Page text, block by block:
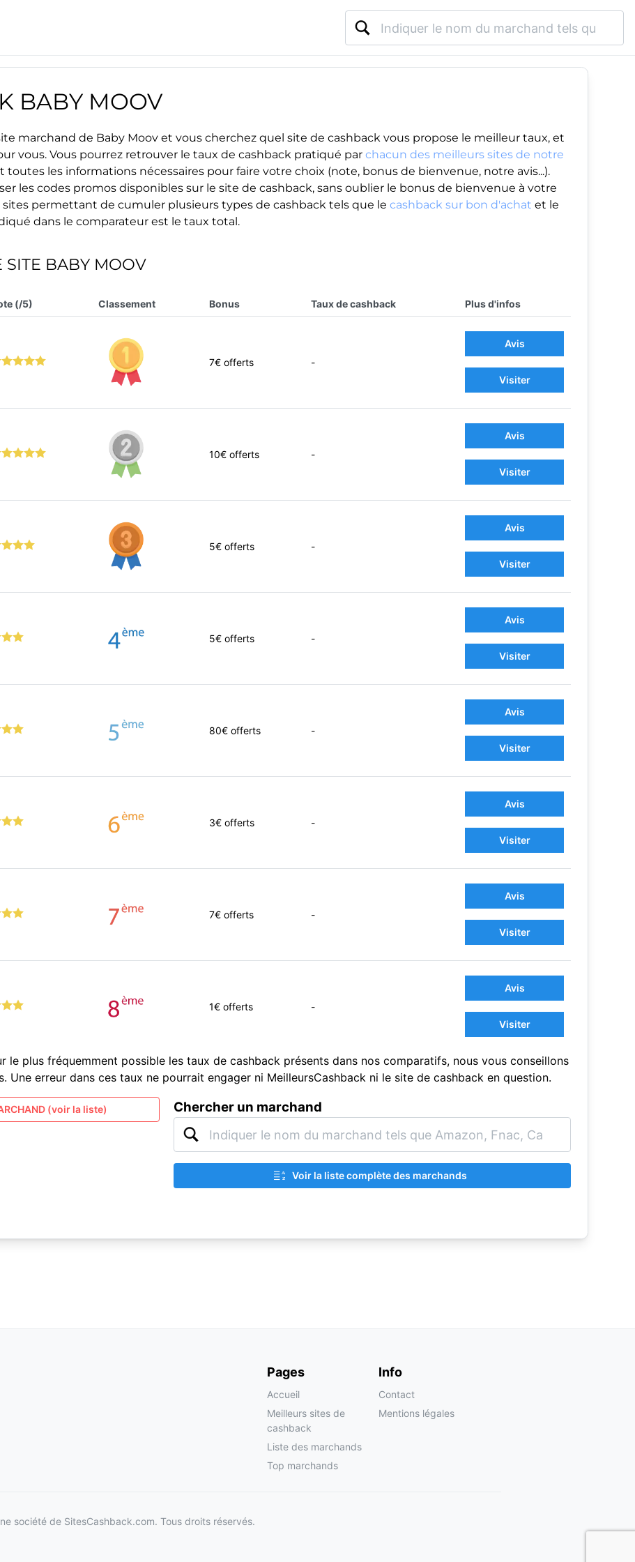
BABY MOOV
marchand de Baby Moov et vous cherchez quel site de cashback vous propose le meilleur taux, et
vous. Vous pourrez retrouver le taux de cashback pratiqué par chacun des meilleurs sites de notre
toutes les informations nécessaires pour faire votre choix (note, bonus de bienvenue, notre avis...).
les codes promos disponibles sur le site de cashback, sans oublier le bonus de bienvenue à votre
permettant de cumuler plusieurs types de cashback tels que le cashback sur bon d'achat et le
dans le comparateur est le taux total.
SITE BABY MOOV
(/5) Classement Bonus Taux de cashback Plus d'infos
7€ offerts -
Avis
Visiter
10€ offerts -
Avis
Visiter
5€ offerts -
Avis
Visiter
5€ offerts -
Avis
Visiter
80€ offerts -
Avis
Visiter
3€ offerts -
Avis
Visiter
7€ offerts -
Avis
Visiter
1€ offerts -
Avis
Visiter
le plus fréquemment possible les taux de cashback présents dans nos comparatifs, nous vous conseillons
Une erreur dans ces taux ne pourrait engager ni MeilleursCashback ni le site de cashback en question.
(voir la liste) Chercher un marchand
A
Z
Voir la liste complète des marchands
Pages
Accueil
Meilleurs sites de
cashback
Liste des marchands
Top marchands
Info
Contact
Mentions légales
société de SitesCashback.com. Tous droits réservés.